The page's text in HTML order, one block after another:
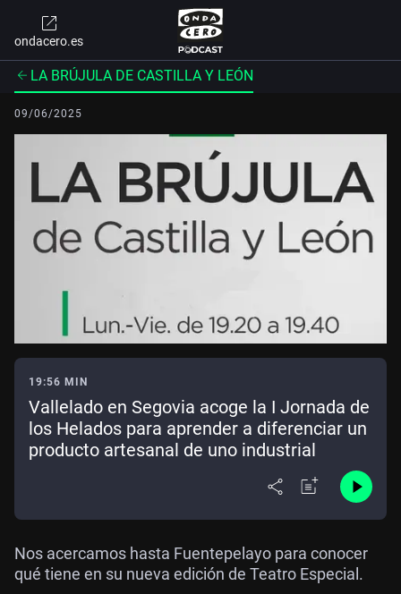
ondacero.es
LA BRÚJULA DE CASTILLA Y LEÓN
09/06/2025
19:56 MIN
Vallelado en Segovia acoge la I Jornada de
los Helados para aprender a diferenciar un
producto artesanal de uno industrial
Nos acercamos hasta Fuentepelayo para conocer
qué tiene en su nueva edición de Teatro Especial.